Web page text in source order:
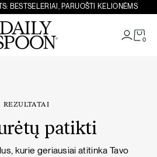
BESTSELERIAI, PARUOŠTI KELIONĖMS
0
REZULTATAI
patikti
kurie geriausiai atitinka Tavo